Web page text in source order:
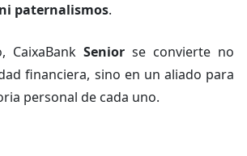
paternalismos.
CaixaBank Senior se convierte no
financiera, sino en un aliado para
personal de cada uno.